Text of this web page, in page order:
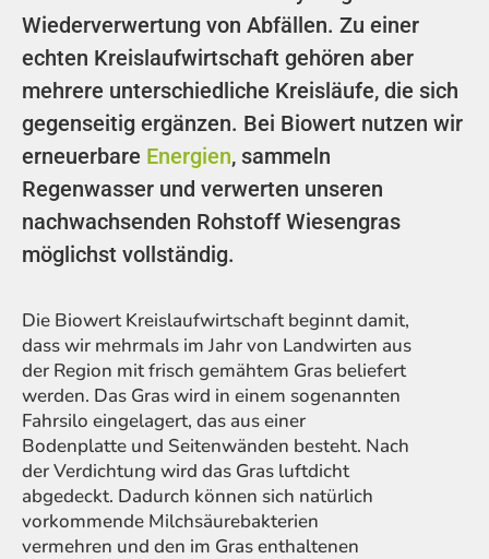
Wiederverwertung von Abfällen. Zu einer
echten Kreislaufwirtschaft gehören aber
mehrere unterschiedliche Kreisläufe, die sich
gegenseitig ergänzen. Bei Biowert nutzen wir
erneuerbare Energien, sammeln
Regenwasser und verwerten unseren
nachwachsenden Rohstoff Wiesengras
möglichst vollständig.
Die Biowert Kreislaufwirtschaft beginnt damit,
dass wir mehrmals im Jahr von Landwirten aus
der Region mit frisch gemähtem Gras beliefert
werden. Das Gras wird in einem sogenannten
Fahrsilo eingelagert, das aus einer
Bodenplatte und Seitenwänden besteht. Nach
der Verdichtung wird das Gras luftdicht
abgedeckt. Dadurch können sich natürlich
vorkommende Milchsäurebakterien
vermehren und den im Gras enthaltenen